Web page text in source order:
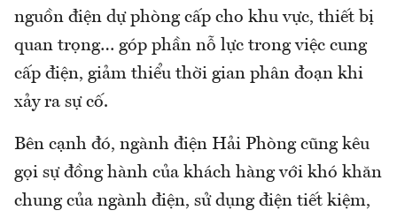
nguồn điện dự phòng cấp cho khu vực, thiết bị
quan trọng… góp phần nỗ lực trong việc cung
cấp điện, giảm thiểu thời gian phân đoạn khi
xảy ra sự cố.
Bên cạnh đó, ngành điện Hải Phòng cũng kêu
gọi sự đồng hành của khách hàng với khó khăn
chung của ngành điện, sử dụng điện tiết kiệm,